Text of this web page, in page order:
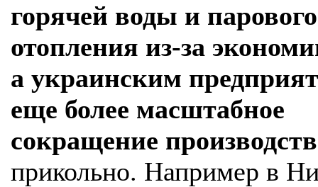
горячей воды и парового
отопления из-за
а украинским
еще более масштабное
сокращение
прикольно. Например в